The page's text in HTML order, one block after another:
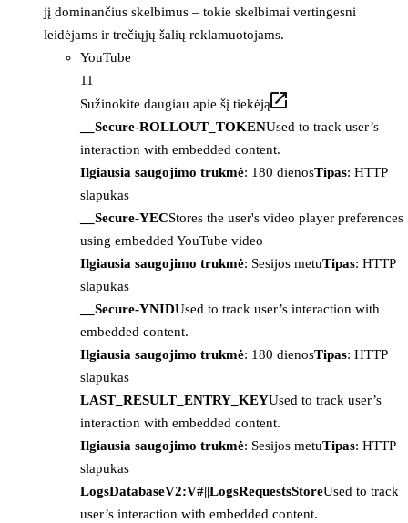
jį dominančius skelbimus – tokie skelbimai vertingesni
leidėjams ir trečiųjų šalių reklamuotojams.
YouTube
11
Sužinokite daugiau apie šį tiekėją
__Secure-ROLLOUT_TOKENUsed to track user’s
interaction with embedded content.
Ilgiausia saugojimo trukmė: 180 dienosTipas: HTTP
slapukas
__Secure-YECStores the user's video player preferences
using embedded YouTube video
Ilgiausia saugojimo trukmė: Sesijos metuTipas: HTTP
slapukas
__Secure-YNIDUsed to track user’s interaction with
embedded content.
Ilgiausia saugojimo trukmė: 180 dienosTipas: HTTP
slapukas
LAST_RESULT_ENTRY_KEYUsed to track user’s
interaction with embedded content.
Ilgiausia saugojimo trukmė: Sesijos metuTipas: HTTP
slapukas
LogsDatabaseV2:V#||LogsRequestsStoreUsed to track
user’s interaction with embedded content.